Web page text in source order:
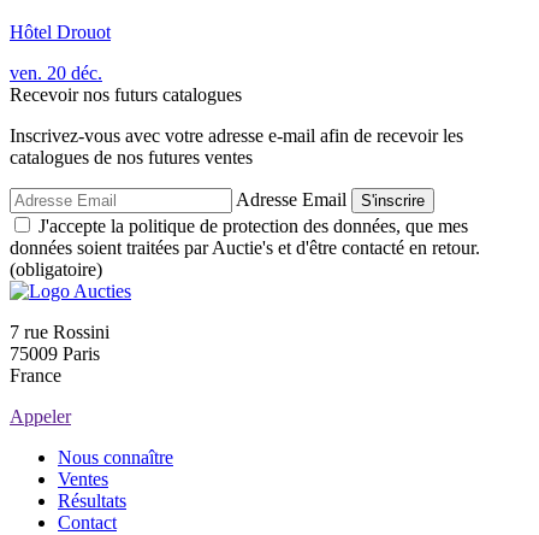
Hôtel Drouot
ven. 20 déc.
Recevoir nos futurs catalogues
Inscrivez-vous avec votre adresse e-mail afin de recevoir les
catalogues de nos futures ventes
Adresse Email S'inscrire
J'accepte la politique de protection des données, que mes
données soient traitées par Auctie's et d'être contacté en retour.
(obligatoire)
7 rue Rossini
75009 Paris
France
Appeler
Nous connaître
Ventes
Résultats
Contact